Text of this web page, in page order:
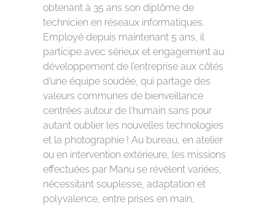
obtenant à 35 ans son diplôme de
technicien en réseaux informatiques.
Employé depuis maintenant 5 ans, il
participe avec sérieux et engagement au
développement de l’entreprise aux côtés
d’une équipe soudée, qui partage des
valeurs communes de bienveillance
centrées autour de l’humain sans pour
autant oublier les nouvelles technologies
et la photographie ! Au bureau, en atelier
ou en intervention extérieure, les missions
effectuées par Manu se révèlent variées,
nécessitant souplesse, adaptation et
polyvalence, entre prises en main,